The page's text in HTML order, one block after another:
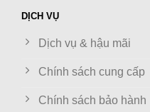
DỊCH VỤ
Dịch vụ & hậu mãi
Chính sách cung cấp
Chính sách bảo hành